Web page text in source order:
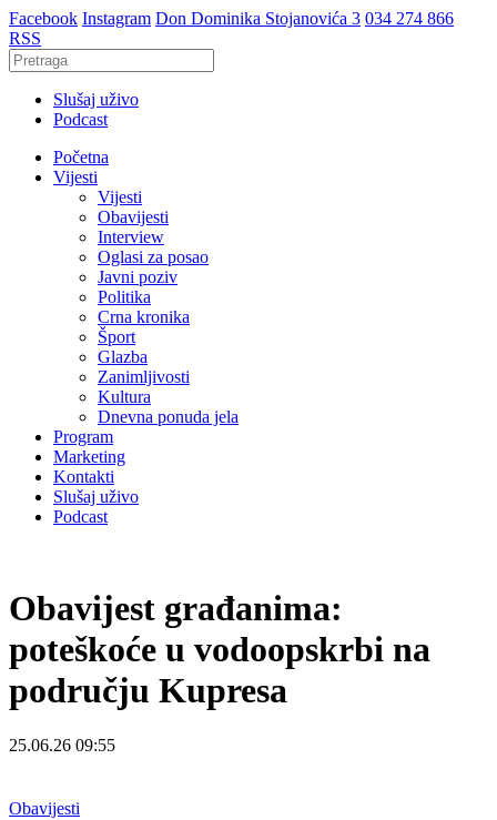
Facebook Instagram Don Dominika Stojanovića 3 034 274 866
RSS
Slušaj uživo
Podcast
Početna
Vijesti
Vijesti
Obavijesti
Interview
Oglasi za posao
Javni poziv
Politika
Crna kronika
Šport
Glazba
Zanimljivosti
Kultura
Dnevna ponuda jela
Program
Marketing
Kontakti
Slušaj uživo
Podcast
Obavijest građanima:
poteškoće u vodoopskrbi na
području Kupresa
25.06.26 09:55
Obavijesti